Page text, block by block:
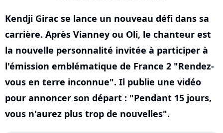
Kendji Girac se lance un nouveau défi dans sa
carrière. Après Vianney ou Oli, le chanteur est
la nouvelle personnalité invitée à participer à
l'émission emblématique de France 2 "Rendez-
vous en terre inconnue". Il publie une vidéo
pour annoncer son départ : "Pendant 15 jours,
vous n'aurez plus trop de nouvelles".